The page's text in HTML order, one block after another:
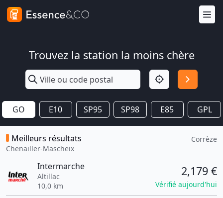
Trouvez la station la moins chère
GO E10 SP95 SP98 E85 GPL
Meilleurs résultats
Chenailler-Mascheix
Corrèze
Intermarche
Altillac
10,0 km
2,179 €
Vérifié aujourd'hui